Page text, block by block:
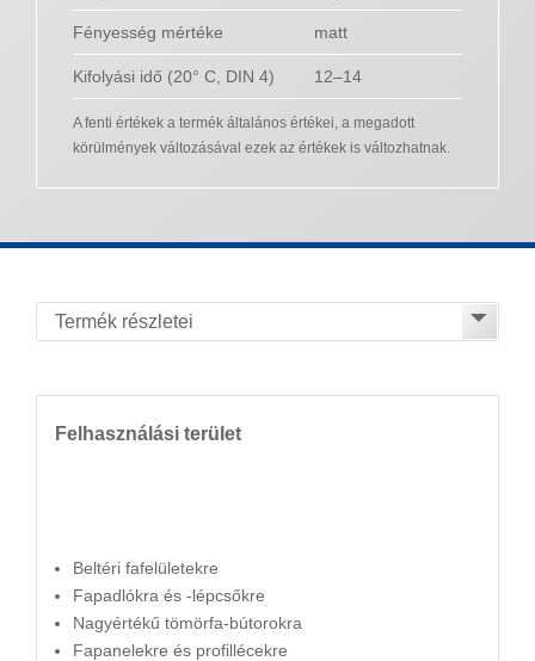
Fényesség mértéke matt
Kifolyási idő (20° C, DIN 4) 12–14
A fenti értékek a termék általános értékei, a megadott
körülmények változásával ezek az értékek is változhatnak.
Felhasználási terület
Beltéri fafelületekre
Fapadlókra és -lépcsőkre
Nagyértékű tömörfa-bútorokra
Fapanelekre és profillécekre